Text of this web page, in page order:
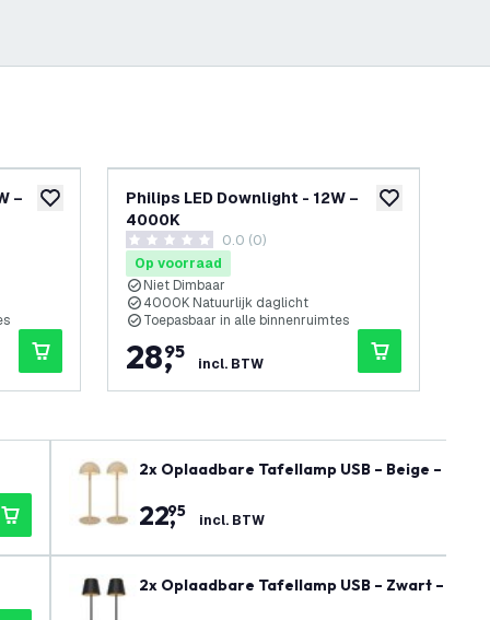
toevoegen aan verlanglijst
–
toevoegen
Philips LED Downlight - 12W –
4000K
0 score sterren0.0 (0)
Op voorraad
Niet Dimbaar
4000K Natuurlijk daglicht
Toepasbaar in alle binnenruimtes
28,
95
incl. BTW
2x Oplaadbare Tafellamp USB – Beige –
22,
95 incl. BTW
2x Oplaadbare Tafellamp USB – Zwart –